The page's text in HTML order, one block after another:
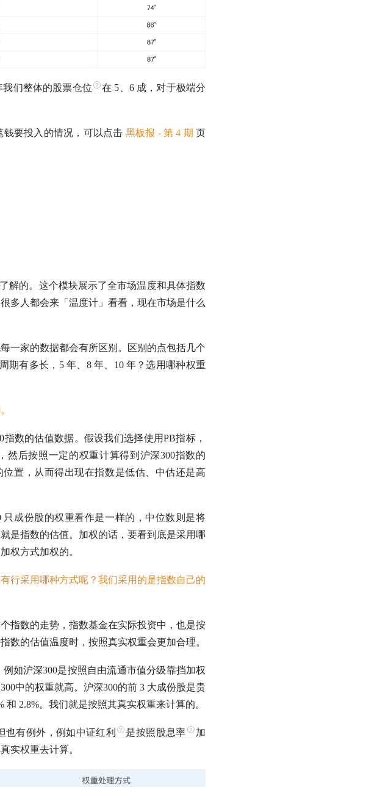
我们整体的股票仓位
在 5、6 成，对于极端分
要投入的情况，可以点击 黑板报 - 第 4 期 页
解的。这个模块展示了全市场温度和具体指数
多人都会来「温度计」看看，现在市场是什么
一家的数据都会有所区别。区别的点包括几个
期有多长，5 年、8 年、10 年？选用哪种权重
指数的估值数据。假设我们选择使用PB指标，
然后按照一定的权重计算得到 沪深300指数的
置，从而得出现在指数是低估、中估还是高
只成份股的权重看作是一样的，中位数则是将
就是指数的估值。加权的话，要看到底是采用哪
权方式加权的。
行采用哪种方式呢？我们采用的是指数自己的
指数的走势， 指数基金在实际投资中，也是按
数的估值温度时，按照真实权重会更加合理。
例如沪深300是按照自由流通市值分级靠挡加权
中的权重就高。 沪深300的前 3 大成份股是贵
2.8%。我们就是按照其真实权重来计算的。
也有例外，例如中证红利 是按照 股息率
加
实权重去计算。